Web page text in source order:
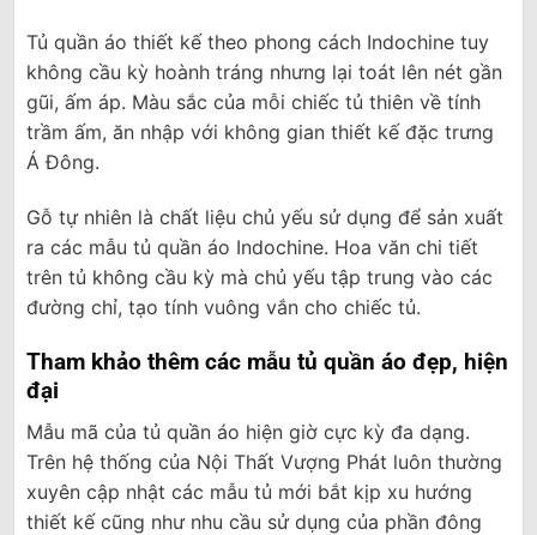
Tủ quần áo thiết kế theo phong cách Indochine tuy
không cầu kỳ hoành tráng nhưng lại toát lên nét gần
gũi, ấm áp. Màu sắc của mỗi chiếc tủ thiên về tính
trầm ấm, ăn nhập với không gian thiết kế đặc trưng
Á Đông.
Gỗ tự nhiên là chất liệu chủ yếu sử dụng để sản xuất
ra các mẫu tủ quần áo Indochine. Hoa văn chi tiết
trên tủ không cầu kỳ mà chủ yếu tập trung vào các
đường chỉ, tạo tính vuông vắn cho chiếc tủ.
Tham khảo thêm các mẫu tủ quần áo đẹp, hiện
đại
Mẫu mã của tủ quần áo hiện giờ cực kỳ đa dạng.
Trên hệ thống của Nội Thất Vượng Phát luôn thường
xuyên cập nhật các mẫu tủ mới bắt kịp xu hướng
thiết kế cũng như nhu cầu sử dụng của phần đông